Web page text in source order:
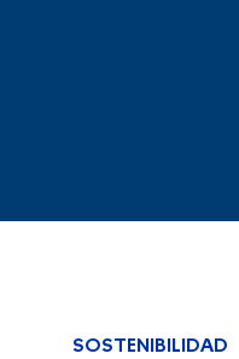
SOSTENIBILIDAD